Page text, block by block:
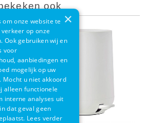
ook
×
om onze website te
op onze
Ook gebruiken wij en
voor
aanbiedingen en
mogelijk op uw
Mocht u niet akkoord
alleen functionele
interne analyses uit
dat geval geen
Lees verder